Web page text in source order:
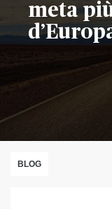
meta
BLOG